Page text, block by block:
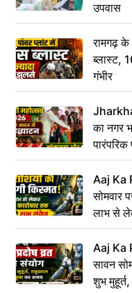
उपवास
रामगढ़
ब्लास्ट,
गंभीर
का नगर
पारंपरिक
Aaj Ka
सोमवार
लाभ से
संकेत
Aaj Ka
सावन
शुभ